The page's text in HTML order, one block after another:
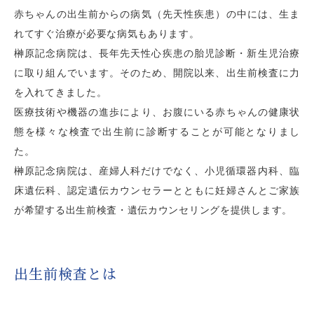
赤ちゃんの出生前からの病気（先天性疾患）の中には、生ま
れてすぐ治療が必要な病気もあります。
榊󠄀󠄀󠄀󠄀󠄀󠄀原記念病院は、長年先天性心疾患の胎児診断・新生児治療
に取り組んでいます。そのため、開院以来、出生前検査に力
を入れてきました。
医療技術や機器の進歩により、お腹にいる赤ちゃんの健康状
態を様々な検査で出生前に診断することが可能となりまし
た。
榊󠄀󠄀󠄀󠄀󠄀󠄀原記念病院は、産婦人科だけでなく、小児循環器内科、臨
床遺伝科、認定遺伝カウンセラーとともに妊婦さんとご家族
が希望する出生前検査・遺伝カウンセリングを提供します。
出生前検査とは